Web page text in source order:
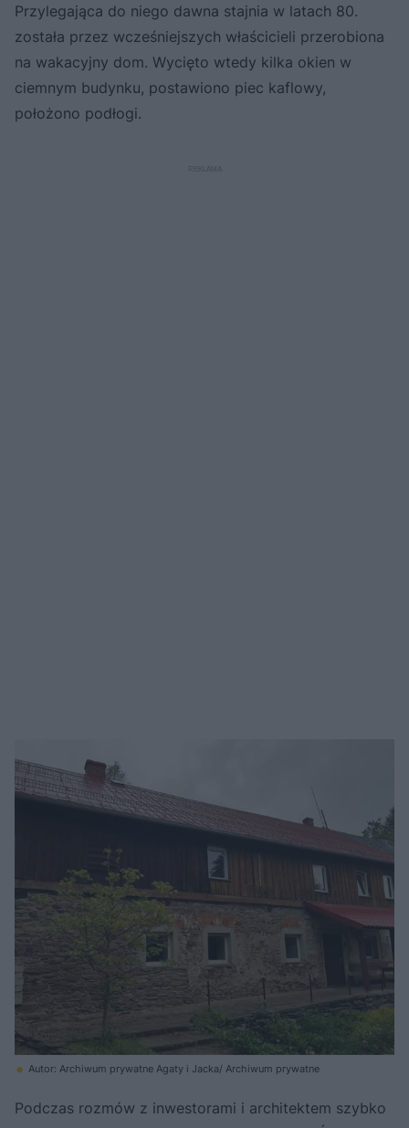
Przylegająca do niego dawna stajnia w latach 80.
została przez wcześniejszych właścicieli przerobiona
na wakacyjny dom. Wycięto wtedy kilka okien w
ciemnym budynku, postawiono piec kaflowy,
położono podłogi.
Autor: Archiwum prywatne Agaty i Jacka/ Archiwum prywatne
Podczas rozmów z inwestorami i architektem szybko